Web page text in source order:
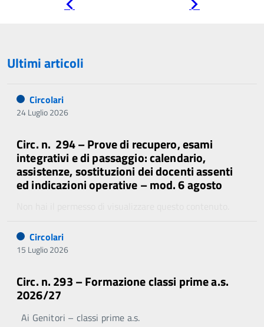
Ultimi articoli
Circolari
24 Luglio 2026
Circ. n. 294 – Prove di recupero, esami
integrativi e di passaggio: calendario,
assistenze, sostituzioni dei docenti assenti
ed indicazioni operative – mod. 6 agosto
Circolari
15 Luglio 2026
Circ. n. 293 – Formazione classi prime a.s.
2026/27
Ai Genitori – classi prime a.s.